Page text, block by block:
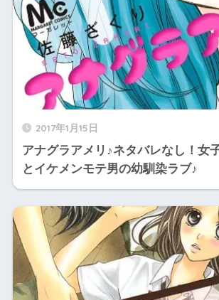
2017年1月15日
アナグラアメリ♪ネタバレなし！女
とイケメンモテ男の幼馴染ラブ♪